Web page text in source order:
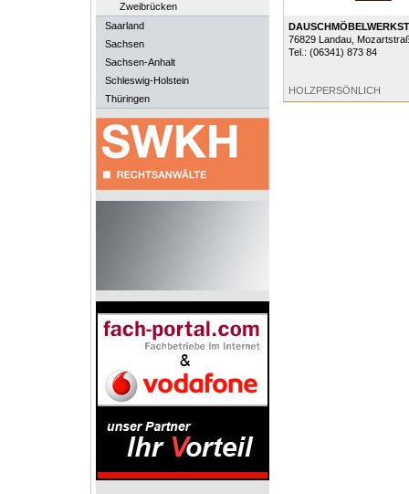
Zweibrücken
Saarland
Sachsen
Sachsen-Anhalt
Schleswig-Holstein
Thüringen
76829 Landau,
Tel.: (06341) 873 84
HOLZPERSÖNLICH